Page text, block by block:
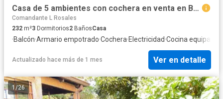
Casa de 5 ambientes con cochera en venta en Barrio Alemán de Martínez.
Comandante L Rosales
232 m²3 Dormitorios2 BañosCasa
·Balcón·Armario empotrado·Cochera·Electricidad·Cocina equipada
Actualizado hace más de 1 mes Ver en detalle
1 /26